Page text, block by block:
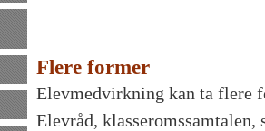
Flere former
Elevmedvirkning kan ta flere
Elevråd,